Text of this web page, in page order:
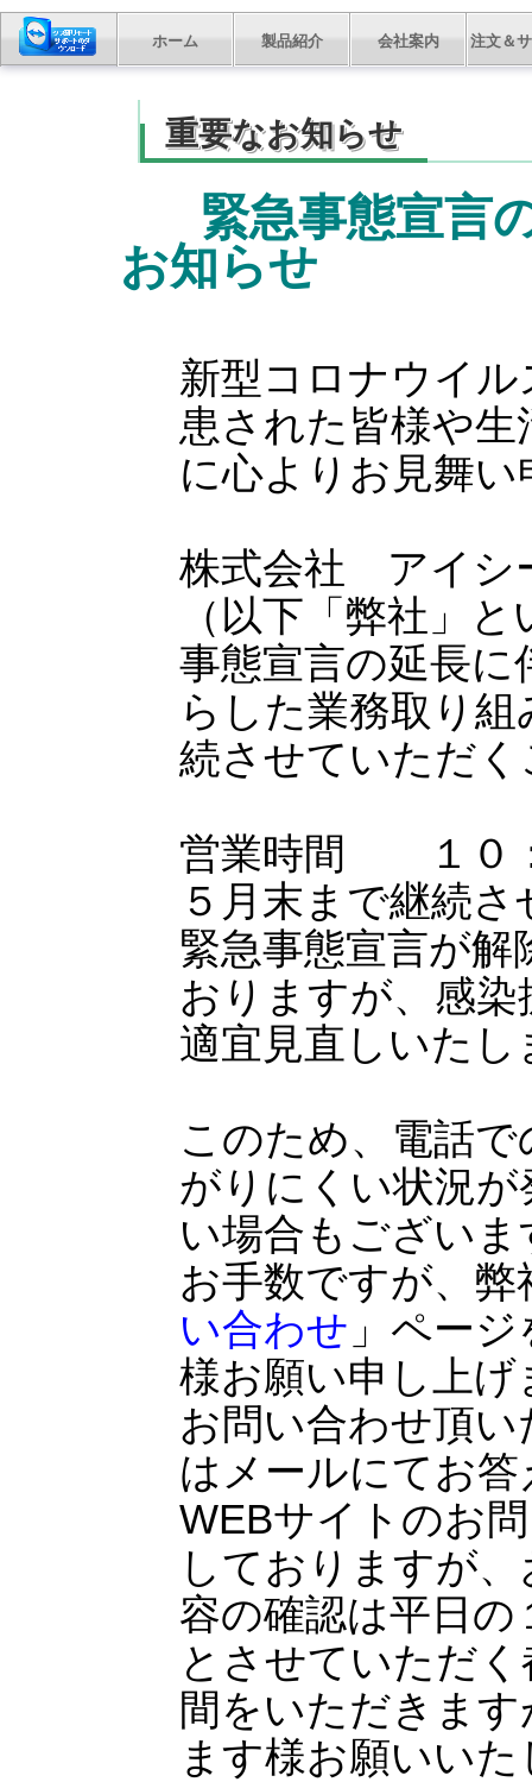
ホーム 製品紹介 会社案内 注文＆
重要なお知らせ
緊急事態宣言
お知らせ
新型コロナウイ
患された皆様や
に心よりお見舞
株式会社 アイシ
（以下「弊社」
事態宣言の延長に
らした業務取り
続させていただ
営業時間 １０
５月末まで継続
緊急事態宣言が
おりますが、感
適宜見直しいたし
このため、電話
がりにくい状況
い場合もございま
お手数ですが、
い合わせ 」ペー
様お願い申し上げ
お問い合わせ頂
はメールにてお
WEBサイトのお
しておりますが
容の確認は平日の
とさせていただ
間をいただきま
ます様お願いい